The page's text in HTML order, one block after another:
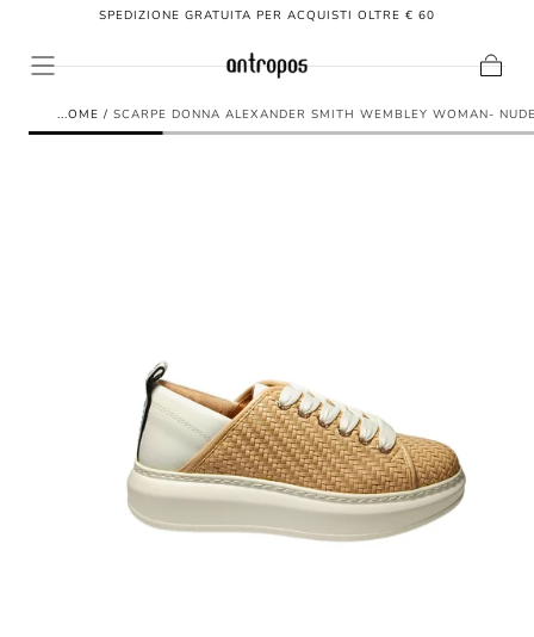
SPEDIZIONE GRATUITA PER ACQUISTI OLTRE € 60
HOME / SCARPE DONNA ALEXANDER SMITH WEMBLEY WOMAN-